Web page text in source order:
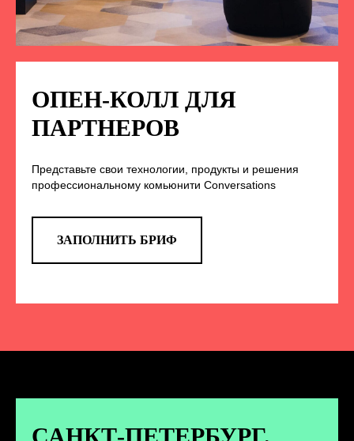
ОПЕН-КОЛЛ ДЛЯ
ПАРТНЕРОВ
Представьте свои технологии, продукты и решения
профессиональному комьюнити Conversations
ЗАПОЛНИТЬ БРИФ
НА НАС В СОЦСЕТЯХ
TELEGRAM
анонс новых спикеров и другие
новости конференции